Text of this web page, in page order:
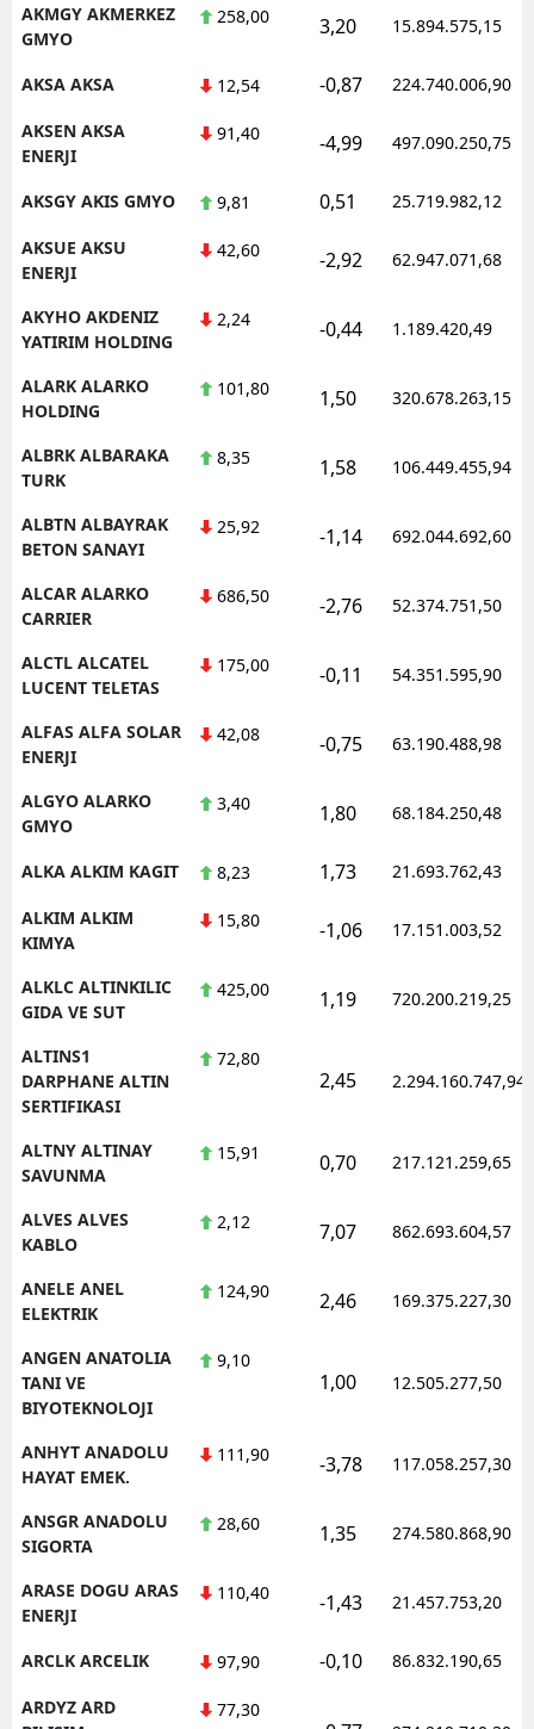
AKMGY AKMERKEZ
GMYO
258,00 3,20 15.894.575,15
AKSA AKSA 12,54 -0,87 224.740.006,90
AKSEN AKSA
ENERJI
91,40 -4,99 497.090.250,75
AKSGY AKIS GMYO 9,81 0,51 25.719.982,12
AKSUE AKSU
ENERJI
42,60 -2,92 62.947.071,68
AKYHO AKDENIZ
YATIRIM HOLDING
2,24 -0,44 1.189.420,49
ALARK ALARKO
HOLDING
101,80 1,50 320.678.263,15
ALBRK ALBARAKA
TURK
8,35 1,58 106.449.455,94
ALBTN ALBAYRAK
BETON SANAYI
25,92 -1,14 692.044.692,60
ALCAR ALARKO
CARRIER
686,50 -2,76 52.374.751,50
ALCTL ALCATEL
LUCENT TELETAS
175,00 -0,11 54.351.595,90
ALFAS ALFA SOLAR
ENERJI
42,08 -0,75 63.190.488,98
ALGYO ALARKO
GMYO
3,40 1,80 68.184.250,48
ALKA ALKIM KAGIT 8,23 1,73 21.693.762,43
ALKIM ALKIM
KIMYA
15,80 -1,06 17.151.003,52
ALKLC ALTINKILIC
GIDA VE SUT
425,00 1,19 720.200.219,25
ALTINS1
DARPHANE ALTIN
SERTIFIKASI
72,80
2,45 2.294.160.747,94
ALTNY ALTINAY
SAVUNMA
15,91 0,70 217.121.259,65
ALVES ALVES
KABLO
2,12 7,07 862.693.604,57
ANELE ANEL
ELEKTRIK
124,90 2,46 169.375.227,30
ANGEN ANATOLIA
TANI VE
BIYOTEKNOLOJI
9,10
1,00 12.505.277,50
ANHYT ANADOLU
HAYAT EMEK.
111,90 -3,78 117.058.257,30
ANSGR ANADOLU
SIGORTA
28,60 1,35 274.580.868,90
ARASE DOGU ARAS
ENERJI
110,40 -1,43 21.457.753,20
ARCLK ARCELIK 97,90 -0,10 86.832.190,65
ARDYZ ARD
77,30